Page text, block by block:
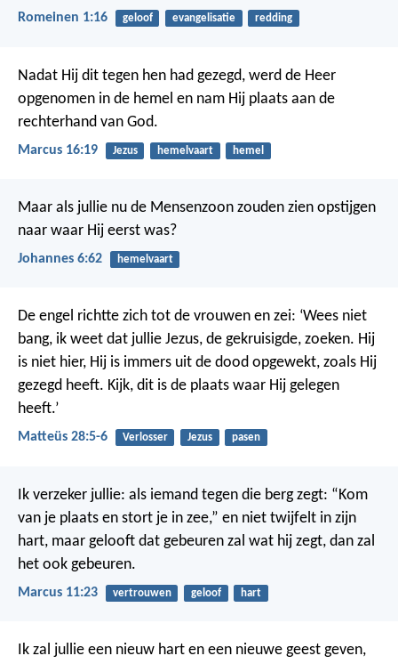
Romeinen 1:16 geloof evangelisatie redding
Nadat Hij dit tegen hen had gezegd, werd de Heer
opgenomen in de hemel en nam Hij plaats aan de
rechterhand van God.
Marcus 16:19 Jezus hemelvaart hemel
Maar als jullie nu de Mensenzoon zouden zien opstijgen
naar waar Hij eerst was?
Johannes 6:62 hemelvaart
De engel richtte zich tot de vrouwen en zei: ‘Wees niet
bang, ik weet dat jullie Jezus, de gekruisigde, zoeken. Hij
is niet hier, Hij is immers uit de dood opgewekt, zoals Hij
gezegd heeft. Kijk, dit is de plaats waar Hij gelegen
heeft.’
Matteüs 28:5-6 Verlosser Jezus pasen
Ik verzeker jullie: als iemand tegen die berg zegt: “Kom
van je plaats en stort je in zee,” en niet twijfelt in zijn
hart, maar gelooft dat gebeuren zal wat hij zegt, dan zal
het ook gebeuren.
Marcus 11:23 vertrouwen geloof hart
Ik zal jullie een nieuw hart en een nieuwe geest geven,